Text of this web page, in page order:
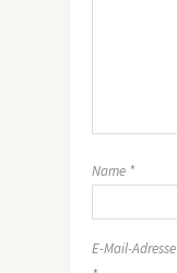
Name *
E-Mail-Adresse